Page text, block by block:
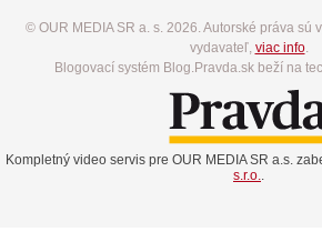
© OUR MEDIA SR a. s. 2026. Autorské práva sú
vydavateľ, viac info.
Blogovací systém Blog.Pravda.sk beží na
Kompletný video servis pre OUR MEDIA SR a.s.
s.r.o..